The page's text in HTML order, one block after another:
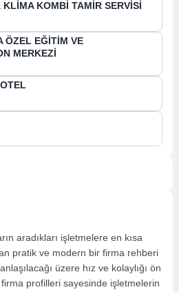
KOMBİ TAMİR SERVİSİ
ÖZEL EĞİTİM VE
MERKEZİ
aradıkları işletmelere en kısa
pratik ve modern bir firma rehberi
üzere hız ve kolaylığı ön
profilleri sayesinde işletmelerin